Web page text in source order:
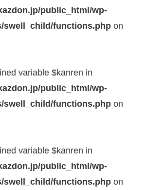
public_html/wp-
swell_child/functions.phpon
variable $kanren in
public_html/wp-
swell_child/functions.phpon
variable $kanren in
public_html/wp-
swell_child/functions.phpon